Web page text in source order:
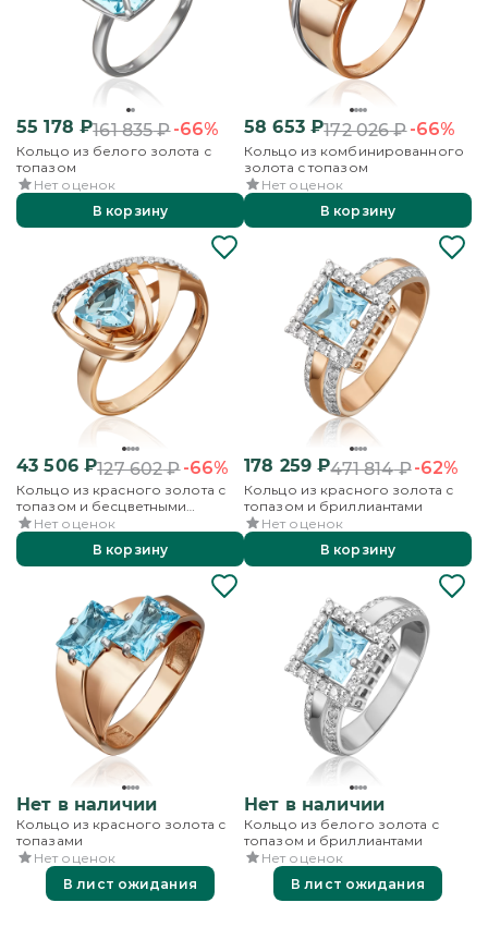
55 178 ₽161 835₽-66%
Кольцо из белого золота с
топазом
Нет оценок
В корзину
58 653₽172 026₽-66%
Кольцо из комбинированного
золота с топазом
Нет оценок
В корзину
43 506₽127 602₽-66%
Кольцо из красного золота с
топазом и бесцветными
топазами
Нет оценок
В корзину
178 259 ₽471 814₽-62%
Кольцо из красного золота с
топазом и бриллиантами
Нет оценок
В корзину
Нет в наличии
Кольцо из красного золота с
топазами
Нет оценок
В лист ожидания
Нет в наличии
Кольцо из белого золота с
топазом и бриллиантами
Нет оценок
В лист ожидания